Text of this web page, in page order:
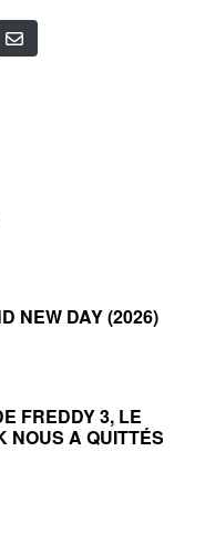
NEW DAY (2026)
FREDDY 3, LE
NOUS A QUITTÉS